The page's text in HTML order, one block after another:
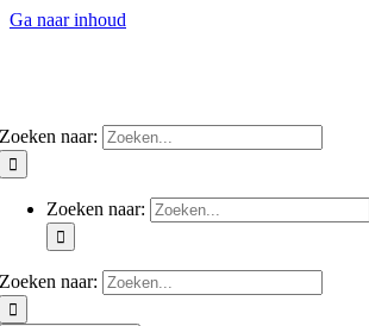
Ga naar inhoud
Zoeken naar:
Zoeken naar:
Zoeken naar: